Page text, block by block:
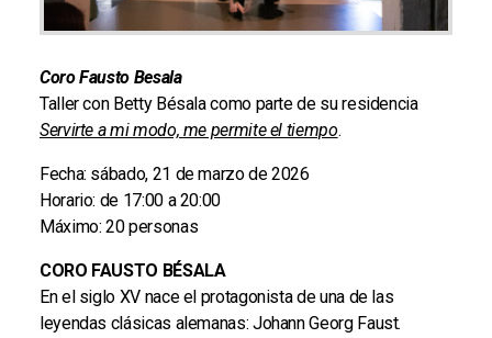
Coro Fausto Besala
Taller con Betty Bésala como parte de su residencia
Servirte a mi modo, me permite el tiempo.
Fecha: sábado, 21 de marzo de 2026
Horario: de 17:00 a 20:00
Máximo: 20 personas
CORO FAUSTO BÉSALA
En el siglo XV nace el protagonista de una de las
leyendas clásicas alemanas: Johann Georg Faust.